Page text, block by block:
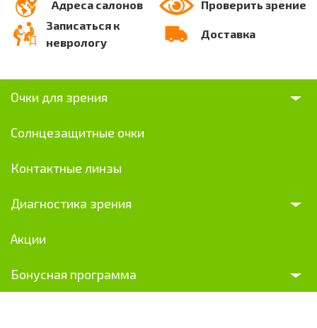
Адреса салонов
Проверить зрение
Записаться к
неврологу
Доставка
Очки для зрения
Солнцезащитные очки
Контактные линзы
Диагностика зрения
Акции
Бонусная программа